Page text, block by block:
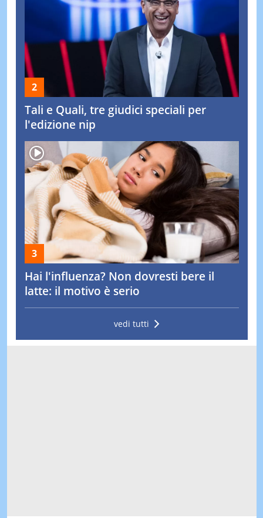
Tali e Quali, tre giudici speciali per
l'edizione nip
Hai l'influenza? Non dovresti bere il
latte: il motivo è serio
vedi tutti